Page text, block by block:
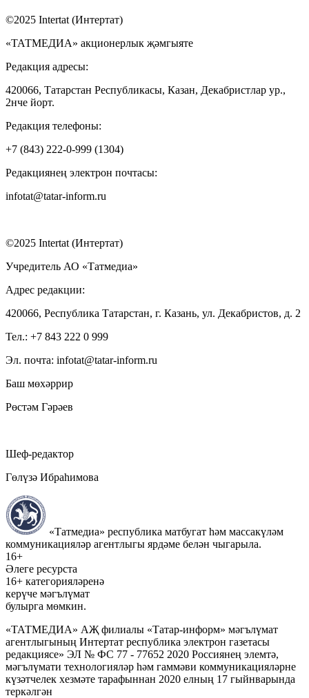
©2025 Intertat (Интертат)
«ТАТМЕДИА» акционерлык җәмгыяте
Редакция адресы:
420066, Татарстан Республикасы, Казан, Декабристлар ур.,
2нче йорт.
Редакция телефоны:
+7 (843) 222-0-999 (1304)
Редакциянең электрон почтасы:
infotat@tatar-inform.ru
©2025 Intertat (Интертат)
Учредитель АО «Татмедиа»
Адрес редакции:
420066, Республика Татарстан, г. Казань, ул. Декабристов, д. 2
Тел.: +7 843 222 0 999
Эл. почта: infotat@tatar-inform.ru
Баш мөхәррир
Рөстәм Гәрәев
Шеф-редактор
Гөлүзә Ибраһимова
«Татмедиа» республика матбугат һәм массакүләм
коммуникацияләр агентлыгы ярдәме белән чыгарыла.
16+
Әлеге ресурста
16+ категорияләренә
керүче мәгълүмат
булырга мөмкин.
«ТАТМЕДИА» АҖ филиалы «Татар-информ» мәгълүмат
агентлыгының Интертат республика электрон газетасы
редакциясе» ЭЛ № ФС 77 - 77652 2020 Россиянең элемтә,
мәгълүмати технологияләр һәм гаммәви коммуникацияләрне
күзәтчелек хезмәте тарафыннан 2020 елның 17 гыйнварында
теркәлгән